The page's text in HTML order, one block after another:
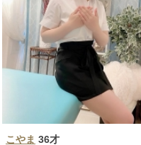
こやま 36才